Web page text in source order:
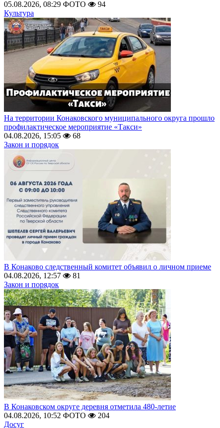
05.08.2026, 08:29 ФОТО
94
Культура
На территории Конаковского муниципального округа прошло
профилактическое мероприятие «Такси»
04.08.2026, 15:05
68
Закон и порядок
В Конаково следственный комитет объявил о личном приеме
04.08.2026, 12:57
81
Закон и порядок
В Конаковском округе деревня отметила 480-летие
04.08.2026, 10:52 ФОТО
204
Досуг